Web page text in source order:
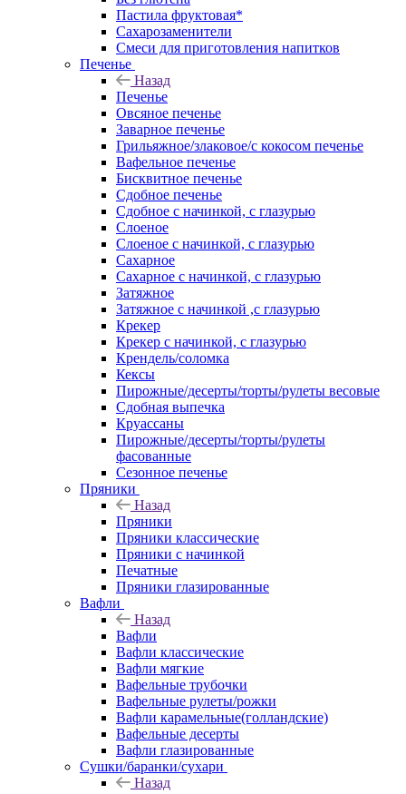
Пастила фруктовая*
Сахарозаменители
Смеси для приготовления напитков
Печенье
Назад
Печенье
Овсяное печенье
Заварное печенье
Грильяжное/злаковое/с кокосом печенье
Вафельное печенье
Бисквитное печенье
Сдобное печенье
Сдобное с начинкой, с глазурью
Слоеное
Слоеное с начинкой, с глазурью
Сахарное
Сахарное с начинкой, с глазурью
Затяжное
Затяжное с начинкой ,с глазурью
Крекер
Крекер с начинкой, с глазурью
Крендель/соломка
Кексы
Пирожные/десерты/торты/рулеты весовые
Сдобная выпечка
Круассаны
Пирожные/десерты/торты/рулеты
фасованные
Сезонное печенье
Пряники
Назад
Пряники
Пряники классические
Пряники с начинкой
Печатные
Пряники глазированные
Вафли
Назад
Вафли
Вафли классические
Вафли мягкие
Вафельные трубочки
Вафельные рулеты/рожки
Вафли карамельные(голландские)
Вафельные десерты
Вафли глазированные
Сушки/баранки/сухари
Назад